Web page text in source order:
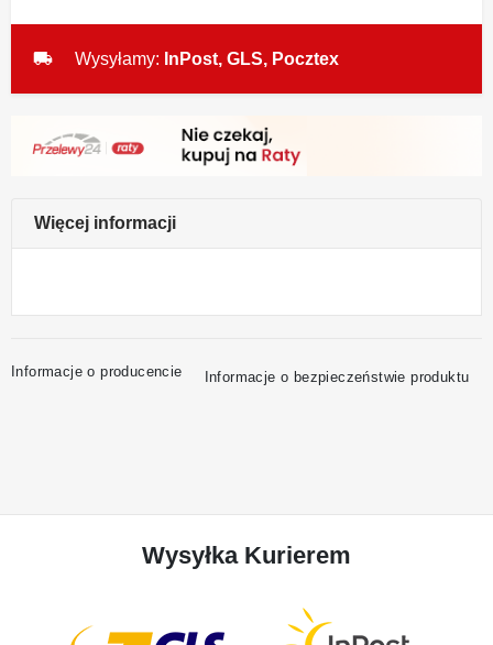
local_shipping Wysyłamy: InPost, GLS, Pocztex
Więcej informacji
Informacje o producencie Informacje o bezpieczeństwie produktu
Wysyłka Kurierem